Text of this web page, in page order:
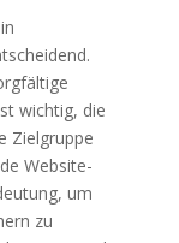
wichtig, die
Zielgruppe
Website-
um
zu